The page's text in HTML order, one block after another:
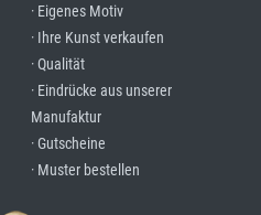
· Eigenes Motiv
· Ihre Kunst verkaufen
· Qualität
· Eindrücke aus unserer
Manufaktur
· Gutscheine
· Muster bestellen